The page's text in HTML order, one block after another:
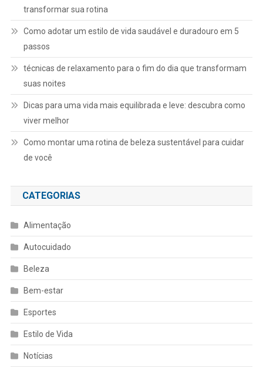
transformar sua rotina
Como adotar um estilo de vida saudável e duradouro em 5
passos
técnicas de relaxamento para o fim do dia que transformam
suas noites
Dicas para uma vida mais equilibrada e leve: descubra como
viver melhor
Como montar uma rotina de beleza sustentável para cuidar
de você
CATEGORIAS
Alimentação
Autocuidado
Beleza
Bem-estar
Esportes
Estilo de Vida
Notícias